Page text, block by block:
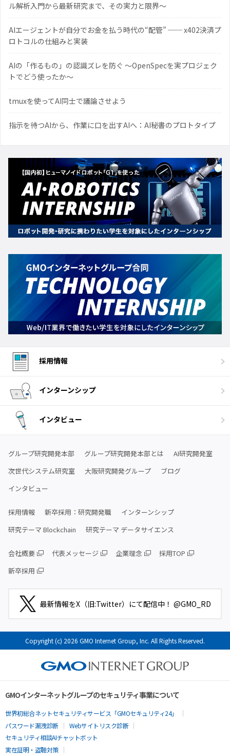
ル解析入門から最新研究まで、その実力と限界〜
AIエージェントが自分でお金を払う時代の“配管” ── x402決済プ
ロトコルの仕組みと実装
AIの「作るもの」の認識ズレを防ぐ 〜OpenSpecを実プロジェク
トでどう使ったか〜
tmuxを使ってAI同士で議論させよう
指示を待つAIから、作業に口を出すAIへ：AI秘書のプロトタイプ
採用情報
インターンシップ
インタビュー
グループ研究開発本部 グループ研究開発本部とは
AI研究開発室
次世代システム研究室
大阪研究開発グループ
ブログ
インタビュー
採用情報 新卒採用：研究開発職
インターンシップ
研究テーマ Blockchain
研究テーマ データサイエンス
会社概要 代表メッセージ 企業理念
採用TOP
新卒採用
最新情報をX（旧:Twitter）にて配信中！ @GMO_RD
Copyright (c) 2026 GMO Internet Group, Inc. All Rights Reserved.
GMOインターネットグループのセキュリティ事業について
世界初総合ネットセキュリティサービス「GMOセキュリティ24」
パスワード漏洩診断
Webサイトリスク診断
セキュリティ相談AIチャットボット
実在証明・盗聴対策